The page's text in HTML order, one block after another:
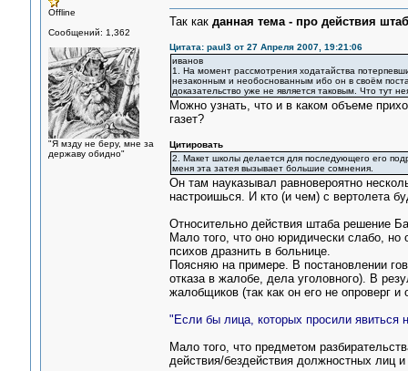
Offline
Сообщений: 1,362
"Я мзду не беру, мне за
державу обидно"
Так какданная тема - про действия
Цитата: paul3 от 27 Апреля 2007, 19:21:06
иванов
1. На момент рассмотрения ходатайства
незаконным и необоснованным ибо он в своём
доказательство уже не является таковым. Что тут
Можно узнать, что и в каком объеме
газет?
Цитировать
2. Макет школы делается для последующего его
меня эта затея вызывает большие сомнения.
Он там науказывал равновероятно
настроишься. И кто (и чем) с вертолета
Относительно действия штаба решение
Мало того, что оно юридически слабо,
психов дразнить в больнице.
Поясняю на примере. В постановлении
отказа в жалобе, дела уголовного). В
жалобщиков (так как он его не опроверг и
"Если бы лица, которых просили явиться
Мало того, что предметом
действия/бездействия должностных лиц